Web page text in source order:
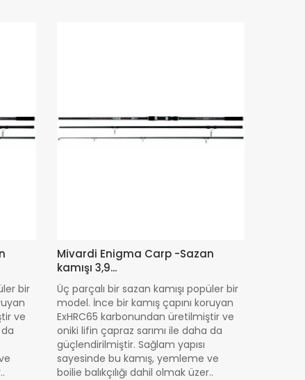
bir
ve
Mivardi Enigma Carp -Sazan
kamışı 3,9...
Üç parçalı bir sazan kamışı popüler bir
model. İnce bir kamış çapını koruyan
ExHRC65 karbonundan üretilmiştir ve
oniki lifin çapraz sarımı ile daha da
güçlendirilmiştir. Sağlam yapısı
sayesinde bu kamış, yemleme ve
boilie balıkçılığı dahil olmak üzer..